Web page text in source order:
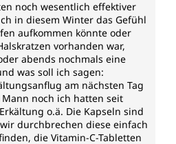
noch wesentlich effektiver
in diesem Winter das Gefühl
aufkommen könnte oder
vorhanden war,
abends nochmals eine
was soll ich sagen:
am nächsten Tag
noch ich hatten seit
o.ä. Die Kapseln sind
durchbrechen diese einfach
die Vitamin-C-Tabletten